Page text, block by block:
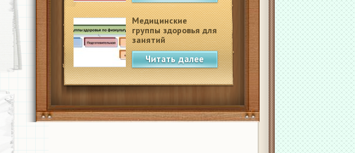
Медицинские
группы здоровья для
занятий
физкультурой в
школеЧитать далее